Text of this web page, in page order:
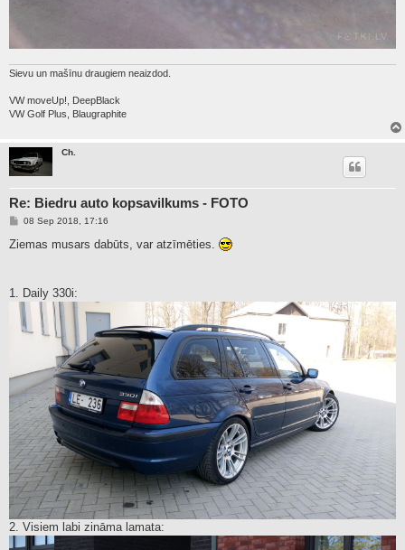
Sievu un mašīnu draugiem neaizdod.
VW moveUp!, DeepBlack
VW Golf Plus, Blaugraphite
Ch.
Re: Biedru auto kopsavilkums - FOTO
P
s
08 Sep 2018, 17:16
Ziemas musars dabūts, var atzīmēties.
1. Daily 330i:
2. Visiem labi zināma lamata: